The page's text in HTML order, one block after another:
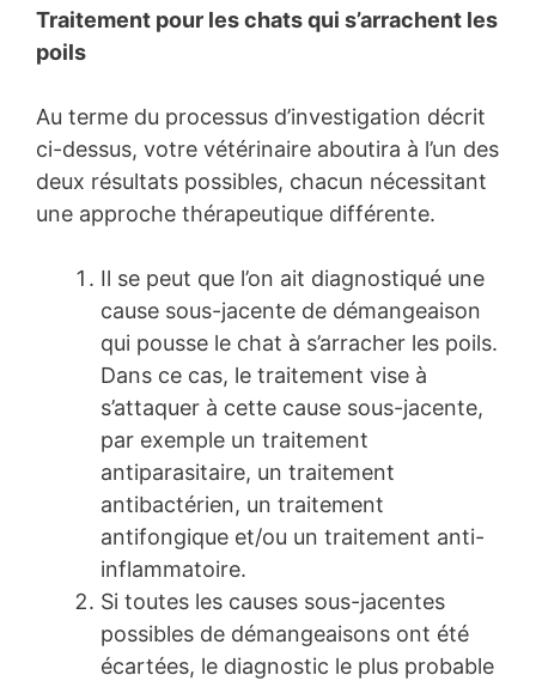
Traitement pour les chats qui s’arrachent les
poils
Au terme du processus d’investigation décrit
ci-dessus, votre vétérinaire aboutira à l’un des
deux résultats possibles, chacun nécessitant
une approche thérapeutique différente.
Il se peut que l’on ait diagnostiqué une
cause sous-jacente de démangeaison
qui pousse le chat à s’arracher les poils.
Dans ce cas, le traitement vise à
s’attaquer à cette cause sous-jacente,
par exemple un traitement
antiparasitaire, un traitement
antibactérien, un traitement
antifongique et/ou un traitement anti-
inflammatoire.
Si toutes les causes sous-jacentes
possibles de démangeaisons ont été
écartées, le diagnostic le plus probable